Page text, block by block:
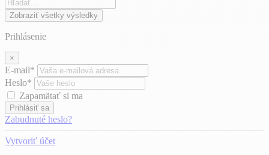
Zobraziť všetky výsledky
Prihlásenie
×
E-mail*
Heslo*
Zapamätať si ma
Prihlásiť sa
Zabudnuté heslo?
Vytvoriť účet